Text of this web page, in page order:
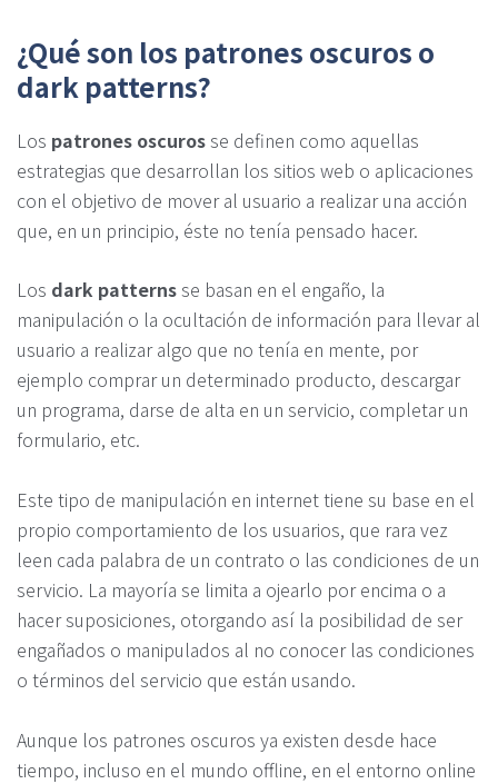
¿Qué son los patrones oscuros o
dark patterns?
Los patrones oscurosse definen como aquellas
estrategias que desarrollan los sitios web o aplicaciones
con el objetivo de mover al usuario a realizar una acción
que, en un principio, éste no tenía pensado hacer.
Los dark patternsse basan en el engaño, la
manipulación o la ocultación de información para llevar al
usuario a realizar algo que no tenía en mente, por
ejemplo comprar un determinado producto, descargar
un programa, darse de alta en un servicio, completar un
formulario, etc.
Este tipo de manipulación en internet tiene su base en el
propio comportamiento de los usuarios, que rara vez
leen cada palabra de un contrato o las condiciones de un
servicio. La mayoría se limita a ojearlo por encima o a
hacer suposiciones, otorgando así la posibilidad de ser
engañados o manipulados al no conocer las condiciones
o términos del servicio que están usando.
Aunque los patrones oscuros ya existen desde hace
tiempo, incluso en el mundo offline, en el entorno online